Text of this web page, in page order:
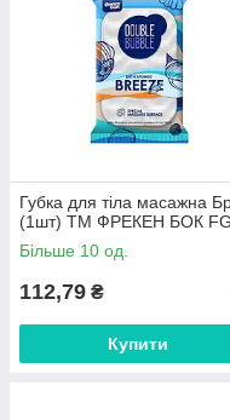
Губка для тіла масажна
(1шт) ТМ ФРЕКЕН БОК FG
Більше 10 од.
112,79 ₴
Купити